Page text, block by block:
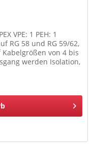
VPE: 1 PEH: 1
RG 58 und RG 59/62,
von 4 bis
werden Isolation,